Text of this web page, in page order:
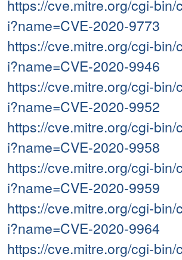
https://cve.mitre.org/cgi-bin/
i?name=CVE-2020-9773
https://cve.mitre.org/cgi-bin/
i?name=CVE-2020-9946
https://cve.mitre.org/cgi-bin/
i?name=CVE-2020-9952
https://cve.mitre.org/cgi-bin/
i?name=CVE-2020-9958
https://cve.mitre.org/cgi-bin/
i?name=CVE-2020-9959
https://cve.mitre.org/cgi-bin/
i?name=CVE-2020-9964
https://cve.mitre.org/cgi-bin/